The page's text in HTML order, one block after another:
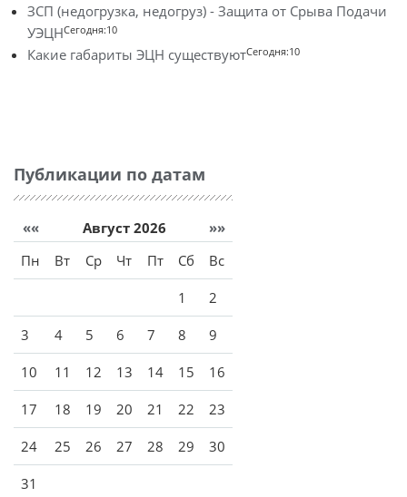
ЗСП (недогрузка, недогруз) - Защита от Срыва Подачи
УЭЦНСегодня:10
Какие габариты ЭЦН существуютСегодня:10
Публикации по датам
«« Август 2026
»»
Пн
Вт Ср Чт Пт Сб Вс
1 2
3 4 5 6 7 8 9
10 11 12 13 14 15 16
17 18 19 20 21 22 23
24 25 26 27 28 29 30
31